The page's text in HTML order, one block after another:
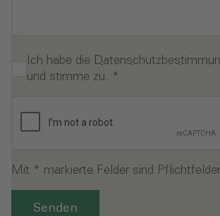
Ich habe die
und stimme zu. *
Mit * markierte Felder sind
Senden